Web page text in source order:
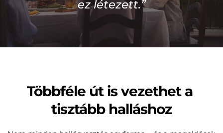
ez létezett.”
Többféle út is vezethet a
tisztább halláshoz